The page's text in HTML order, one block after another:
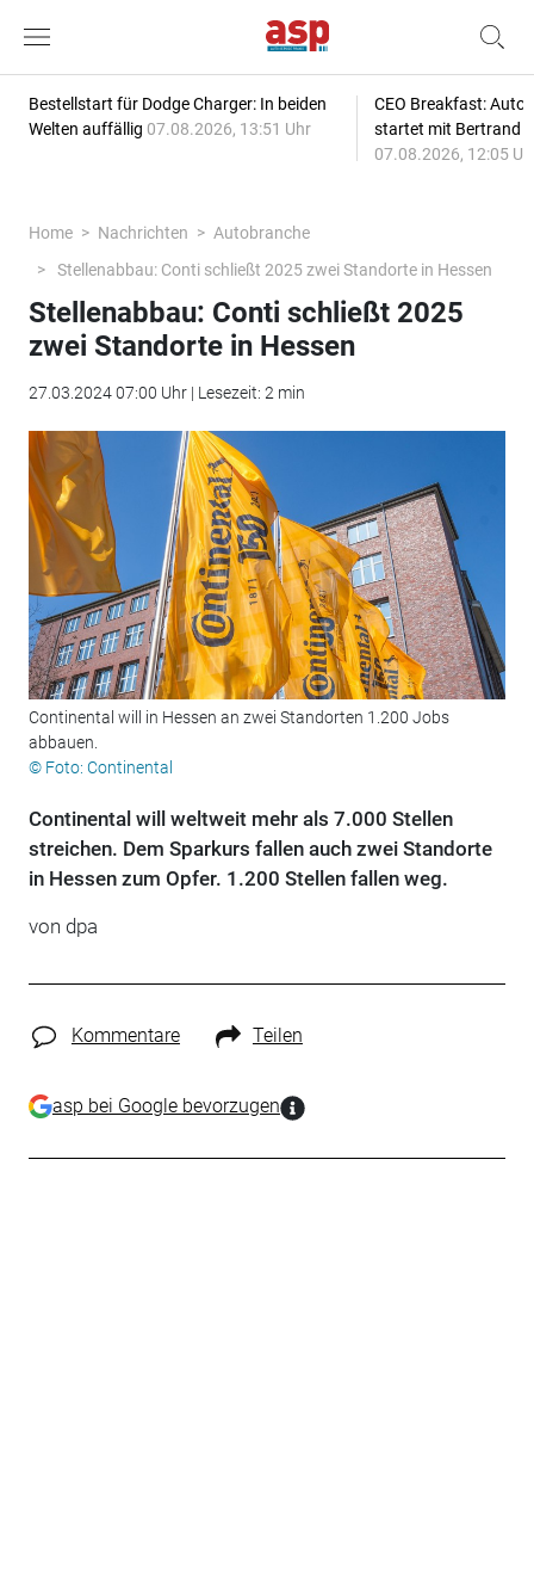
Bestellstart für Dodge Charger: In beiden
Welten auffällig 07.08.2026, 13:51 Uhr
CEO Breakfast:
startet mit Bertrand
07.08.2026, 12:05
Home Nachrichten
Autobranche
Stellenabbau: Conti schließt 2025 zwei Standorte in Hessen
Stellenabbau: Conti schließt 2025
zwei Standorte in Hessen
27.03.2024 07:00 Uhr | Lesezeit: 2 min
Continental will in Hessen an zwei Standorten 1.200 Jobs
abbauen.
© Foto: Continental
Continental will weltweit mehr als 7.000 Stellen
streichen. Dem Sparkurs fallen auch zwei Standorte
in Hessen zum Opfer. 1.200 Stellen fallen weg.
von dpa
Kommentare Teilen
asp bei Google bevorzugen